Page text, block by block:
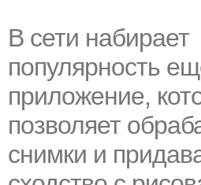
В сети набирает
популярность
приложение,
позволяет
снимки и